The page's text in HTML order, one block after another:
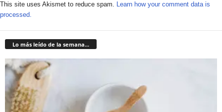
This site uses Akismet to reduce spam. Learn how your comment data is
processed.
Lo más leído de la semana...